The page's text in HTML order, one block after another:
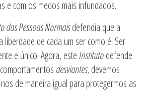
e com os medos mais infundados.
das Pessoas Normaisdefendia que a
liberdade de cada um ser como é. Ser
e único. Agora, esteInstitutodefende
desviantes,devemos
de maneira igual para protegermos as